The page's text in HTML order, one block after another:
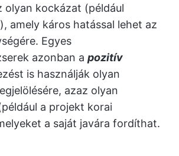
olyan kockázat (például
amely káros hatással lehet az
Egyes
azonban a pozitív
is használják olyan
azaz olyan
a projekt korai
a saját javára fordíthat.